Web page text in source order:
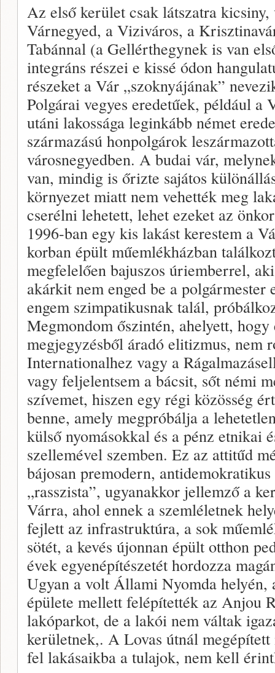
Az első kerület csak látszatra
Várnegyed, a Viziváros, a
Tabánnal (a Gellérthegynek is van
integráns részei e kissé ódon
részeket a Vár „szoknyájának”
Polgárai vegyes eredetűek, például a
utáni lakossága leginkább német
származású honpolgárok
városnegyedben. A budai vár,
van, mindig is őrizte sajátos
környezet miatt nem vehették meg
cserélni lehetett, lehet ezeket az
1996-ban egy kis lakást kerestem a
korban épült műemlékházban
megfelelően bajuszos úriemberrel,
akárkit nem enged be a
engem szimpatikusnak talál,
Megmondom őszintén, ahelyett,
megjegyzésből áradó elitizmus, nem
Internationalhez vagy a
vagy feljelentsem a bácsit, sőt némi
szívemet, hiszen egy régi közösség
benne, amely megpróbálja a
külső nyomásokkal és a pénz etnikai
szellemével szemben. Ez az attitűd
bájosan premodern,
„rasszista”, ugyanakkor jellemző a
Várra, ahol ennek a szemléletnek
fejlett az infrastruktúra, a sok
sötét, a kevés újonnan épült otthon
évek egyenépítészetét hordozza
Ugyan a volt Állami Nyomda helyén,
épülete mellett felépítették az Anjou
lakóparkot, de a lakói nem váltak
kerületnek,. A Lovas útnál
fel lakásaikba a tulajok, nem kell